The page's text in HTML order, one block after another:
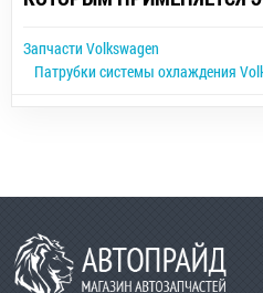
Запчасти Volkswagen
Патрубки системы охлаждения